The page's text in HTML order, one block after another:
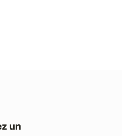
un